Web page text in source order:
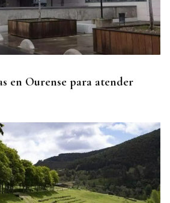
en Redondela por un hombre
vivienda
en Ourense para atender